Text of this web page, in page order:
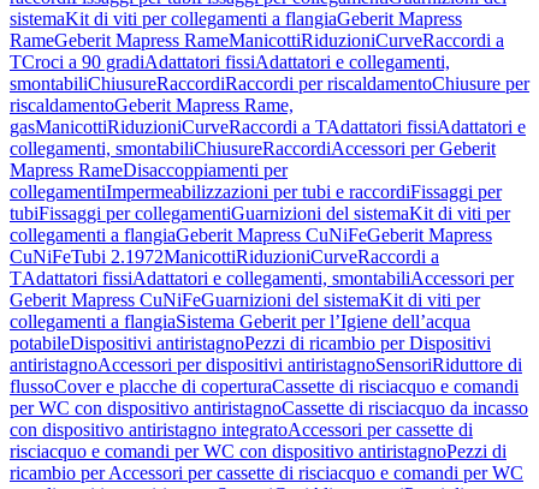
sistemaKit di viti per collegamenti a flangiaGeberit Mapress
RameGeberit Mapress RameManicottiRiduzioniCurveRaccordi a
TCroci a 90 gradiAdattatori fissiAdattatori e collegamenti,
smontabiliChiusureRaccordiRaccordi per riscaldamentoChiusure per
riscaldamentoGeberit Mapress Rame,
gasManicottiRiduzioniCurveRaccordi a TAdattatori fissiAdattatori e
collegamenti, smontabiliChiusureRaccordiAccessori per Geberit
Mapress RameDisaccoppiamenti per
collegamentiImpermeabilizzazioni per tubi e raccordiFissaggi per
tubiFissaggi per collegamentiGuarnizioni del sistemaKit di viti per
collegamenti a flangiaGeberit Mapress CuNiFeGeberit Mapress
CuNiFeTubi 2.1972ManicottiRiduzioniCurveRaccordi a
TAdattatori fissiAdattatori e collegamenti, smontabiliAccessori per
Geberit Mapress CuNiFeGuarnizioni del sistemaKit di viti per
collegamenti a flangiaSistema Geberit per l’Igiene dell’acqua
potabileDispositivi antiristagnoPezzi di ricambio per Dispositivi
antiristagnoAccessori per dispositivi antiristagnoSensoriRiduttore di
flussoCover e placche di coperturaCassette di risciacquo e comandi
per WC con dispositivo antiristagnoCassette di risciacquo da incasso
con dispositivo antiristagno integratoAccessori per cassette di
risciacquo e comandi per WC con dispositivo antiristagnoPezzi di
ricambio per Accessori per cassette di risciacquo e comandi per WC